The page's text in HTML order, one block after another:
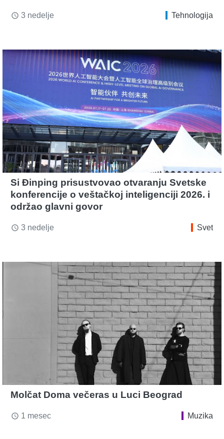
access_time 3 nedelje Tehnologija
Si Đinping prisustvovao otvaranju Svetske
konferencije o veštačkoj inteligenciji 2026. i
održao glavni govor
access_time 3 nedelje Svet
Molčat Doma večeras u Luci Beograd
access_time 1 mesec Muzika